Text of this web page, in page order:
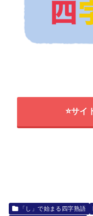
⭐サイ
「し」で始まる四字熟語